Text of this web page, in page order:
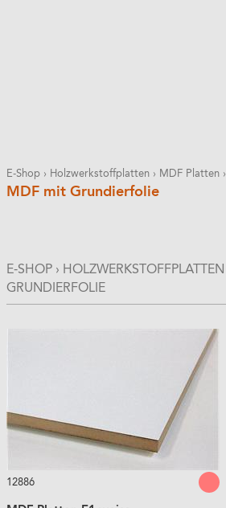
E-Shop › Holzwerkstoffplatten › MDF Platten ›
MDF mit Grundierfolie
E-SHOP › HOLZWERKSTOFFPLATTEN
GRUNDIERFOLIE
12886